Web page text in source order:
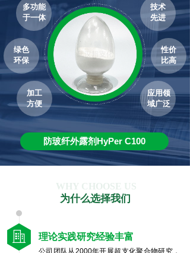
技术
先进
防玻纤外露剂HyPer C100
多功能
于一体
绿色
环保
性价
比高
应用领
域广泛
加工
方便
公司团队从2000年开展超支化聚合物研究，
理论实践研究经验丰富
WHY CHOOSE US
为什么选择我们